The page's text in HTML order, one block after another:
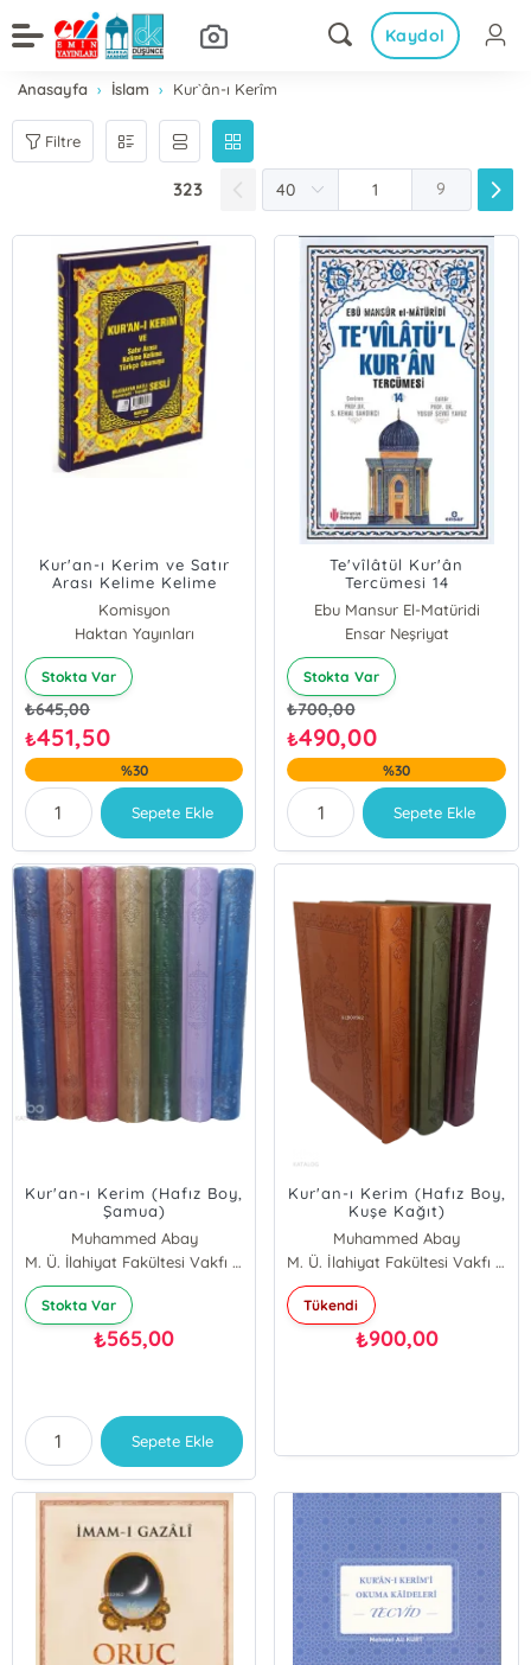
Kaydol
Anasayfa İslam Kur`ân-ı Kerîm
Filtre
323 9
Kur'an-ı Kerim ve Satır
Arası Kelime Kelime
20, Rahle Boy)
Komisyon
Haktan Yayınları
Stokta Var
₺645,00
₺451,50
%30
Sepete Ekle
Te'vîlâtül Kur'ân
Tercümesi 14
Ebu Mansur El-Matüridi
Ensar Neşriyat
Stokta Var
₺700,00
₺490,00
%30
Sepete Ekle
Kur'an-ı Kerim (Hafız Boy,
Şamua)
Muhammed Abay
M. Ü. İlahiyat Fakültesi Vakfı Yayınları
Stokta Var
₺565,00
Sepete Ekle
Kur'an-ı Kerim (Hafız Boy,
Kuşe Kağıt)
Muhammed Abay
M. Ü. İlahiyat Fakültesi Vakfı Yayınları
Tükendi
₺900,00